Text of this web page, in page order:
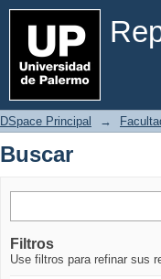
Buscar
DSpace Principal →
Buscar
Filtros
Use filtros para refinar sus